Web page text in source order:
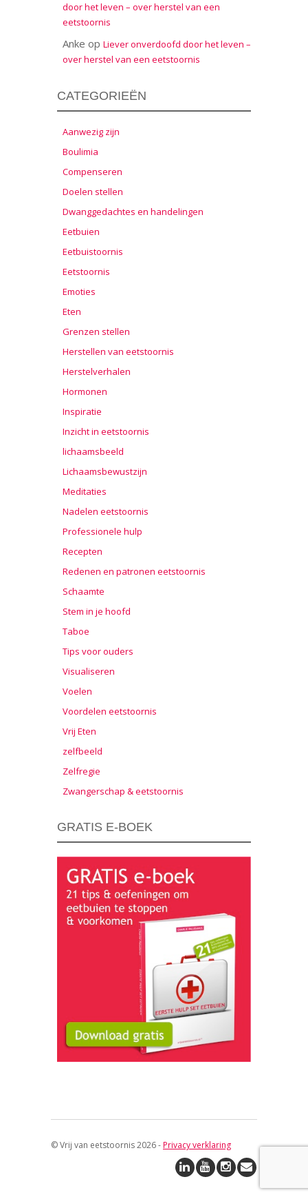
door het leven – over herstel van een
eetstoornis
Anke op Liever onverdoofd door het leven –
over herstel van een eetstoornis
CATEGORIEËN
Aanwezig zijn
Boulimia
Compenseren
Doelen stellen
Dwanggedachtes en handelingen
Eetbuien
Eetbuistoornis
Eetstoornis
Emoties
Eten
Grenzen stellen
Herstellen van eetstoornis
Herstelverhalen
Hormonen
Inspiratie
Inzicht in eetstoornis
lichaamsbeeld
Lichaamsbewustzijn
Meditaties
Nadelen eetstoornis
Professionele hulp
Recepten
Redenen en patronen eetstoornis
Schaamte
Stem in je hoofd
Taboe
Tips voor ouders
Visualiseren
Voelen
Voordelen eetstoornis
Vrij Eten
zelfbeeld
Zelfregie
Zwangerschap & eetstoornis
GRATIS E-BOEK
© Vrij van eetstoornis 2026 -Privacy verklaring